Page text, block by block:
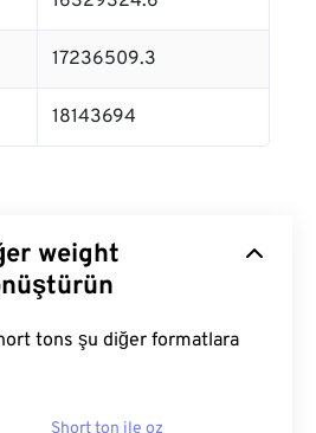
17236509.3
18143694
weight
tons şu diğer formatlara
Short ton ile oz